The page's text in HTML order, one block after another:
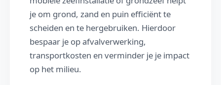
je om grond, zand en puin efficiënt te
scheiden en te hergebruiken. Hierdoor
bespaar je op afvalverwerking,
transportkosten en verminder je je impact
op het milieu.